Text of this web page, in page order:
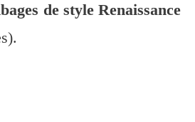
de style Renaissance